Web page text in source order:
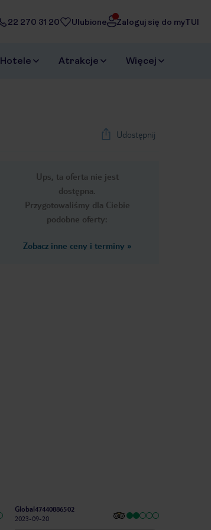
22 270 31 20 Ulubione Zaloguj się do myTUI
Hotele Atrakcje Więcej
Udostępnij
Ups, ta oferta nie jest
dostępna.
Przygotowaliśmy dla Ciebie
podobne oferty:
Zobacz inne ceny i terminy »
Global47440886502
2023-09-20